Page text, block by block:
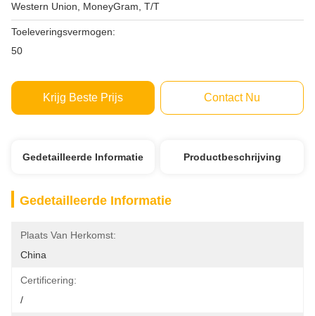
Western Union, MoneyGram, T/T
Toeleveringsvermogen:
50
Krijg Beste Prijs Contact Nu
Gedetailleerde Informatie Productbeschrijving
Gedetailleerde Informatie
Plaats Van Herkomst:
China
Certificering:
/